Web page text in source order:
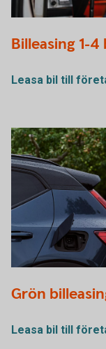
Billeasing 1-4
Leasa bil till
Grön
Leasa bil till